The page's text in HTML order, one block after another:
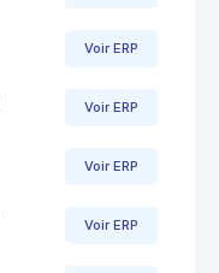
Voir ERP
Voir ERP
Voir ERP
Voir ERP